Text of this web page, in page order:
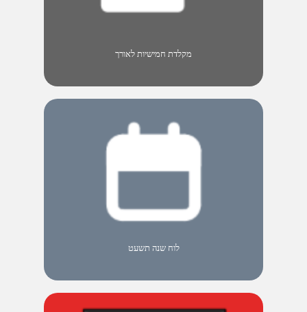
מקלדת חמישיות לאורך
לוח שנה תשעט